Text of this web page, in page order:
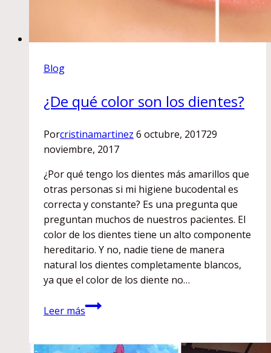
Blog
¿De qué color son los dientes?
Porcristinamartinez 6 octubre, 201729
noviembre, 2017
¿Por qué tengo los dientes más amarillos que
otras personas si mi higiene bucodental es
correcta y constante? Es una pregunta que
preguntan muchos de nuestros pacientes. El
color de los dientes tiene un alto componente
hereditario. Y no, nadie tiene de manera
natural los dientes completamente blancos,
ya que el color de los diente no…
Leer más¿De
qué
son